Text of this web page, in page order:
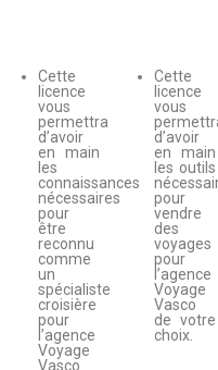
Cette
licence
vous
permettra
d’avoir
en main
les
connaissances
nécessaires
pour
être
reconnu
comme
un
spécialiste
croisière
pour
l’agence
Voyage
Vasco
Cette
licence
vous
d’avoir
en main
les outils
pour
vendre
des
voyages
pour
l’agence
Voyage
Vasco
de votre
choix.